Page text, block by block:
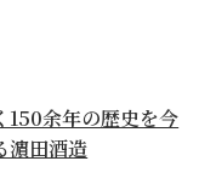
150余年の歴史を今
濵田酒造